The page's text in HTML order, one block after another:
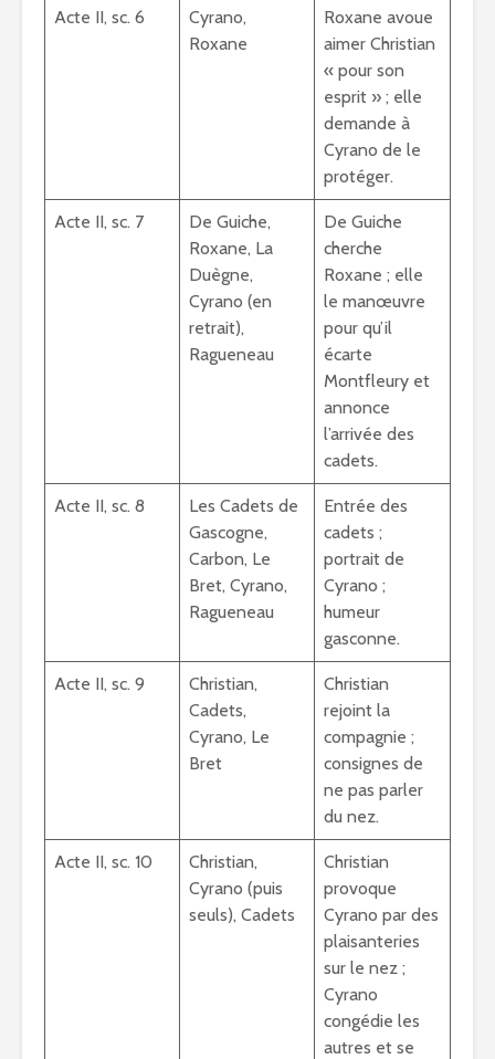
Acte II, sc. 6
Cyrano,
Roxane
Roxane avoue
aimer Christian
« pour son
esprit » ; elle
demande à
Cyrano de le
protéger.
Acte II, sc. 7
De Guiche,
Roxane, La
Duègne,
Cyrano (en
retrait),
Ragueneau
De Guiche
cherche
Roxane ; elle
le manœuvre
pour qu’il
écarte
Montfleury et
annonce
l’arrivée des
cadets.
Acte II, sc. 8
Les Cadets de
Gascogne,
Carbon, Le
Bret, Cyrano,
Ragueneau
Entrée des
cadets ;
portrait de
Cyrano ;
humeur
gasconne.
Acte II, sc. 9
Christian,
Cadets,
Cyrano, Le
Bret
Christian
rejoint la
compagnie ;
consignes de
ne pas parler
du nez.
Acte II, sc. 10
Christian,
Cyrano (puis
seuls), Cadets
Christian
provoque
Cyrano par des
plaisanteries
sur le nez ;
Cyrano
congédie les
autres et se